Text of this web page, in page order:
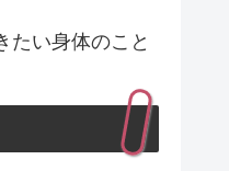
たい身体のこと